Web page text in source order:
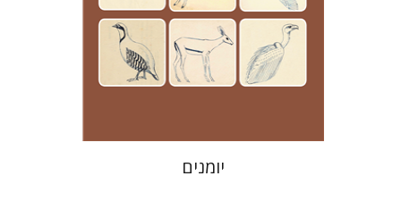
מחיר השקה
$35
$24
יומנים